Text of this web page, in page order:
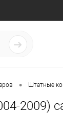
• Штатные
2009)